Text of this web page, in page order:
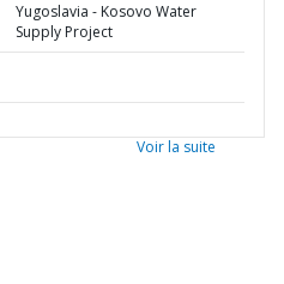
Yugoslavia - Kosovo Water
Supply Project
Voir la suite